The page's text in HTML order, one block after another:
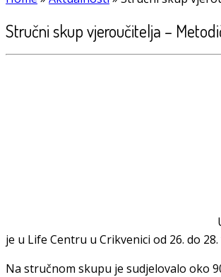
Stručni skup vjeroučitelja –
je u Life Centru u Crikvenici od 26. do
Na stručnom skupu je sudjelovalo oko